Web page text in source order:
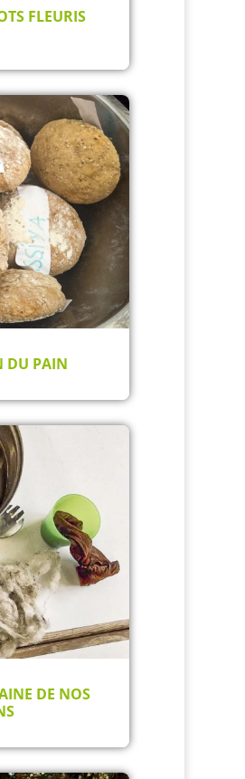
FLEURIS
DU PAIN
DE NOS